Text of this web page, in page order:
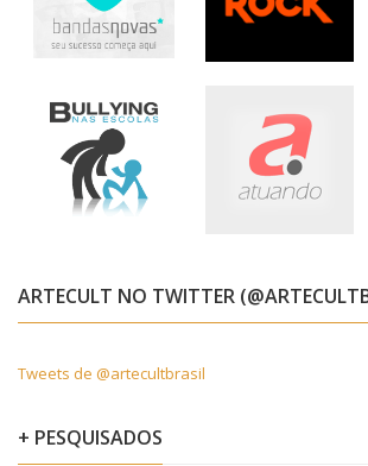
ARTECULT NO TWITTER
Tweets de @artecultbrasil
+ PESQUISADOS